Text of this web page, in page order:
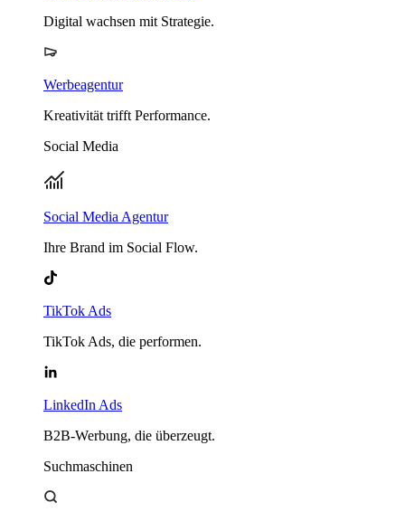
Digital wachsen mit Strategie.
Werbeagentur
Kreativität trifft Performance.
Social Media
Social Media Agentur
Ihre Brand im Social Flow.
TikTok Ads
TikTok Ads, die performen.
LinkedIn Ads
B2B-Werbung, die überzeugt.
Suchmaschinen